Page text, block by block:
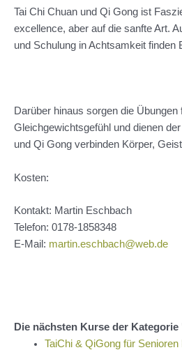
Tai Chi Chuan und Qi Gong ist
excellence, aber auf die sanfte Art.
und Schulung in Achtsamkeit finden
Darüber hinaus sorgen die Übungen
Gleichgewichtsgefühl und dienen
und Qi Gong verbinden Körper,
Kosten:
Kontakt: Martin Eschbach
Telefon: 0178-1858348
E-Mail: martin.eschbach@web.de
Die nächsten Kurse der
TaiChi & QiGong für Senioren